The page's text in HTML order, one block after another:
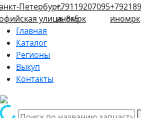
Петербург,
улица, 8к5
+79119207095
иномрк
иномрк
Главная
Каталог
Регионы
Выкуп
Контакты